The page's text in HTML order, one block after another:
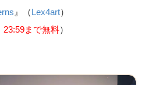
』（Lex4art）
23:59まで無料）